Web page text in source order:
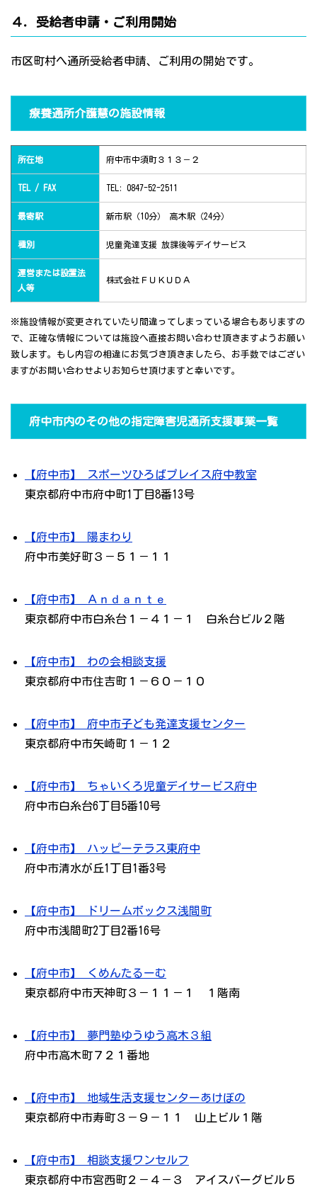
４．受給者申請・ご利用開始
市区町村へ通所受給者申請、ご利用の開始です。
療養通所介護慧の施設情報
所在地 府中市中須町３１３－２
TEL / FAX TEL: 0847-52-2511
最寄駅 新市駅（10分） 高木駅（24分）
種別 児童発達支援 放課後等デイサービス
運営または設置法
人等
株式会社ＦＵＫＵＤＡ
※施設情報が変更されていたり間違ってしまっている場合もありますの
で、正確な情報については施設へ直接お問い合わせ頂きますようお願い
致します。もし内容の相違にお気づき頂きましたら、お手数ではござい
ますがお問い合わせよりお知らせ頂けますと幸いです。
府中市内のその他の指定障害児通所支援事業一覧
【府中市】 スポーツひろばプレイス府中教室
東京都府中市府中町1丁目8番13号
【府中市】 陽まわり
府中市美好町３－５１－１１
【府中市】 Ａｎｄａｎｔｅ
東京都府中市白糸台１－４１－１ 白糸台ビル２階
【府中市】 わの会相談支援
東京都府中市住吉町１－６０－１０
【府中市】 府中市子ども発達支援センター
東京都府中市矢崎町１－１２
【府中市】 ちゃいくろ児童デイサービス府中
府中市白糸台6丁目5番10号
【府中市】 ハッピーテラス東府中
府中市清水が丘1丁目1番3号
【府中市】 ドリームボックス浅間町
府中市浅間町2丁目2番16号
【府中市】 くめんたるーむ
東京都府中市天神町３－１１－１ １階南
【府中市】 夢門塾ゆうゆう高木３組
府中市高木町７２１番地
【府中市】 地域生活支援センターあけぼの
東京都府中市寿町３－９－１１ 山上ビル１階
【府中市】 相談支援ワンセルフ
東京都府中市宮西町２－４－３ アイスバーグビル５